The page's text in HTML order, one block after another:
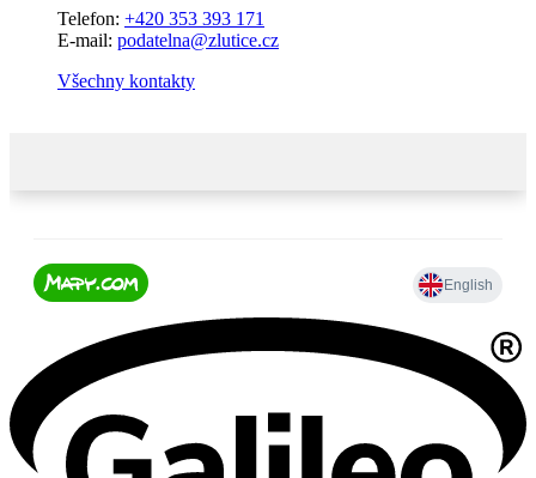
Telefon: +420 353 393 171
E-mail: podatelna@zlutice.cz
Všechny kontakty